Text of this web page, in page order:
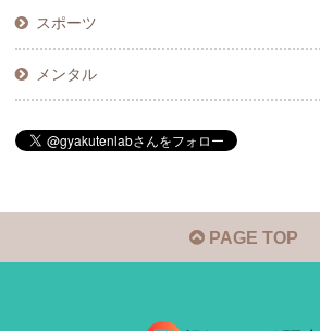
スポーツ
メンタル
PAGE TOP